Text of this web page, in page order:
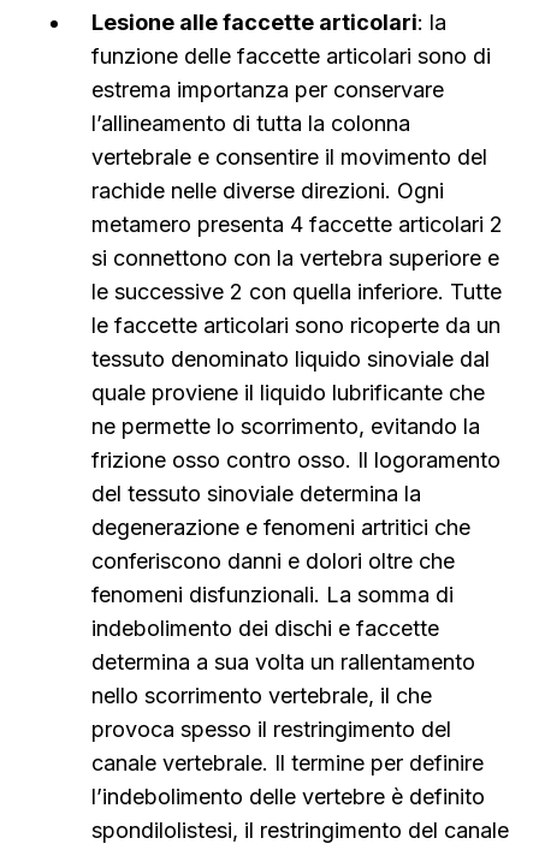
Lesione alle faccette articolari: la
funzione delle faccette articolari sono di
estrema importanza per conservare
l’allineamento di tutta la colonna
vertebrale e consentire il movimento del
rachide nelle diverse direzioni. Ogni
metamero presenta 4 faccette articolari 2
si connettono con la vertebra superiore e
le successive 2 con quella inferiore. Tutte
le faccette articolari sono ricoperte da un
tessuto denominato liquido sinoviale dal
quale proviene il liquido lubrificante che
ne permette lo scorrimento, evitando la
frizione osso contro osso. Il logoramento
del tessuto sinoviale determina la
degenerazione e fenomeni artritici che
conferiscono danni e dolori oltre che
fenomeni disfunzionali. La somma di
indebolimento dei dischi e faccette
determina a sua volta un rallentamento
nello scorrimento vertebrale, il che
provoca spesso il restringimento del
canale vertebrale. Il termine per definire
l’indebolimento delle vertebre è definito
spondilolistesi, il restringimento del canale